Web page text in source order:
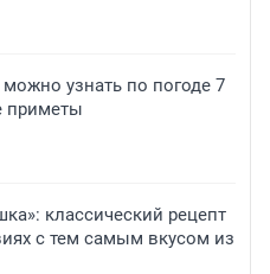
узнать по погоде 7
приметы
классический рецепт
с тем самым вкусом из